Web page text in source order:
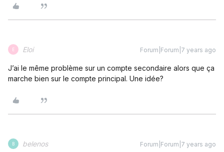
E Eloi Forum|Forum|7 years ago
J’ai le même problème sur un compte secondaire alors que ça
marche bien sur le compte principal. Une idée?
B belenos Forum|Forum|7 years ago